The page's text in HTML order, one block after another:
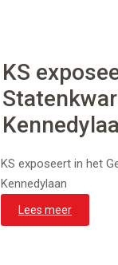
KS
KS exposeert in het
Kennedylaan
Lees meer